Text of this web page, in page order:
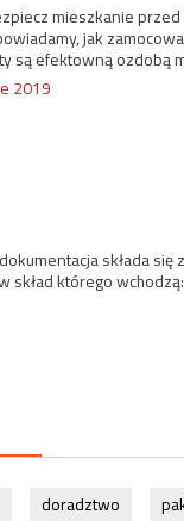
mieszkanie przed
jak
są efektowną ozdobą
2019
składa
skład którego
doradztwo